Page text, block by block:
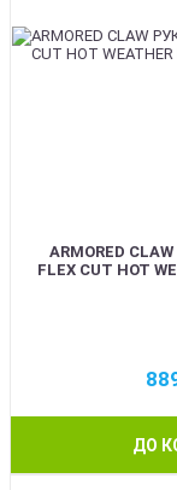
ARMORED
FLEX CUT HOT
ДО